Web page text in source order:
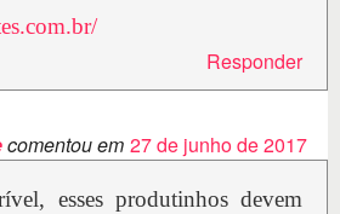
Responder
comentou em 27 de junho de 2017
esses produtinhos devem